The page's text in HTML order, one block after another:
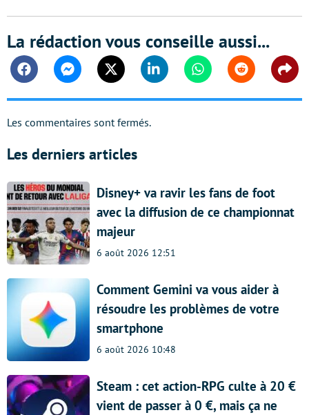
La rédaction vous conseille aussi...
FacebookMessengerTwitter Linkedin WhatsappReddit
Les commentaires sont fermés.
Les derniers articles
Disney+ va ravir les fans de foot
avec la diffusion de ce championnat
majeur
6 août 2026 12:51
Comment Gemini va vous aider à
résoudre les problèmes de votre
smartphone
6 août 2026 10:48
Steam : cet action-RPG culte à 20 €
vient de passer à 0 €, mais ça ne